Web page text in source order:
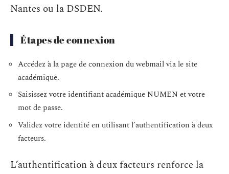
Nantes ou la DSDEN.
Étapes de connexion
Accédez à la page de connexion du webmail via le site
académique.
Saisissez votre identifiant académique NUMEN et votre
mot de passe.
Validez votre identité en utilisant l’authentification à deux
facteurs.
L’authentification à deux facteurs renforce la